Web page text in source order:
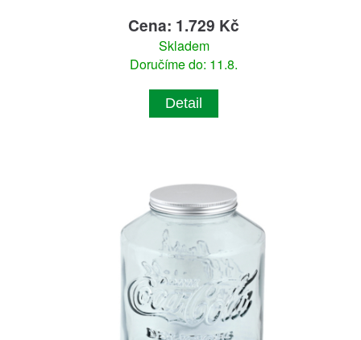
Cena: 1.729 Kč
Skladem
Doručíme do: 11.8.
Detail